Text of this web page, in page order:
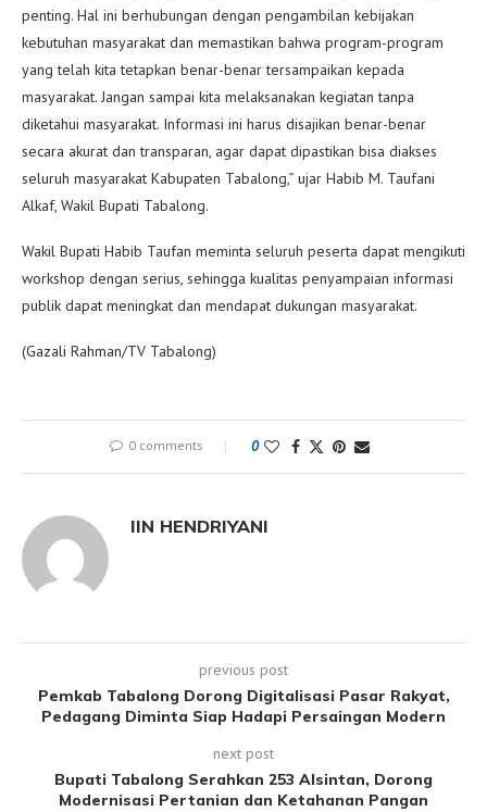
penting. Hal ini berhubungan dengan pengambilan kebijakan
kebutuhan masyarakat dan memastikan bahwa program-program
yang telah kita tetapkan benar-benar tersampaikan kepada
masyarakat. Jangan sampai kita melaksanakan kegiatan tanpa
diketahui masyarakat. Informasi ini harus disajikan benar-benar
secara akurat dan transparan, agar dapat dipastikan bisa diakses
seluruh masyarakat Kabupaten Tabalong,” ujar Habib M. Taufani
Alkaf, Wakil Bupati Tabalong.
Wakil Bupati Habib Taufan meminta seluruh peserta dapat mengikuti
workshop dengan serius, sehingga kualitas penyampaian informasi
publik dapat meningkat dan mendapat dukungan masyarakat.
(Gazali Rahman/TV Tabalong)
0 comments 0
IIN HENDRIYANI
previous post
Pemkab Tabalong Dorong Digitalisasi Pasar Rakyat,
Pedagang Diminta Siap Hadapi Persaingan Modern
next post
Bupati Tabalong Serahkan 253 Alsintan, Dorong
Modernisasi Pertanian dan Ketahanan Pangan